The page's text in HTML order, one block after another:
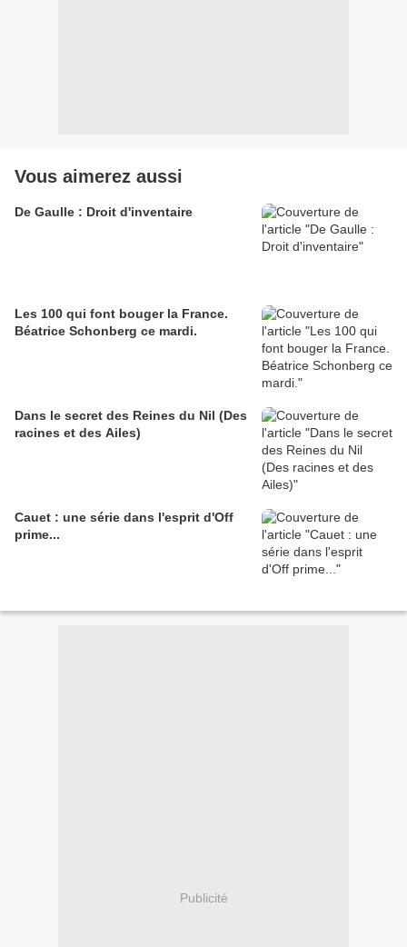
Vous aimerez aussi
De Gaulle : Droit d'inventaire
Les 100 qui font bouger la France.
Béatrice Schonberg ce mardi.
Dans le secret des Reines du Nil (Des
racines et des Ailes)
Cauet : une série dans l'esprit d'Off
prime...
Publicité